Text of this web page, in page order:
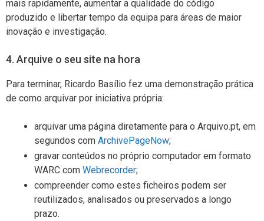
mais rapidamente, aumentar a qualidade do código
produzido e libertar tempo da equipa para áreas de maior
inovação e investigação.
4. Arquive o seu site na hora
Para terminar, Ricardo Basílio fez uma demonstração prática
de como arquivar por iniciativa própria:
arquivar uma página diretamente para o Arquivo.pt, em
segundos com ArchivePageNow;
gravar conteúdos no próprio computador em formato
WARC com Webrecorder;
compreender como estes ficheiros podem ser
reutilizados, analisados ou preservados a longo
prazo.